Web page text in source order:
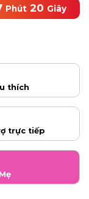
Phút 20 Giây
thích
trực tiếp